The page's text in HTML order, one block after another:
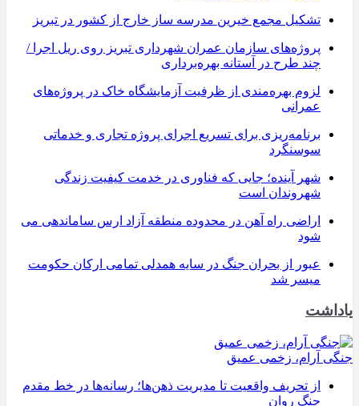
تشکیل مجمع خیرین مدرسه ‌ساز خارج از کشور در تبریز
پروژه‌های سازمان عمران شهرداری تبریز روی ریل اجرا /
چند طرح در آستانه بهره‌برداری
لزوم بهره‌مندی از ظرفیت آزمایشگاه خاک در پروژه‌های
عمرانی
برنامه‌ریزی برای تسریع اجرای پروژه تجاری و خدماتی
سوسنگرد
شهر آینده؛ جایی که فناوری در خدمت کیفیت زندگی
شهروندان است
اراضی راه آهن در محدوده منطقه آزاد ارس ساماندهی می
شود
عبور از بحران جنگ در سایه همدلی تمامی ارکان حکومت
میسر شد
یاداشت
جنگی آرام، زخمی عمیق
از تحریف واقعیت تا مدیریت ذهن‌ها؛ رسانه‌ها در خط مقدم
جنگ روان